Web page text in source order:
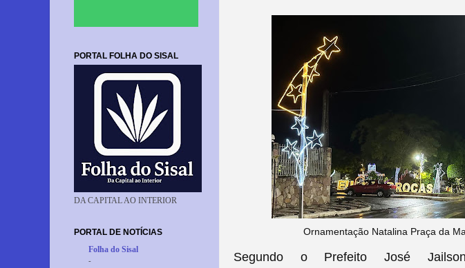
Ornamentação Natalina Praça da
Segundo o Prefeito José
PORTAL FOLHA DO SISAL
DA CAPITAL AO INTERIOR
PORTAL DE NOTÍCIAS
Folha do Sisal
-